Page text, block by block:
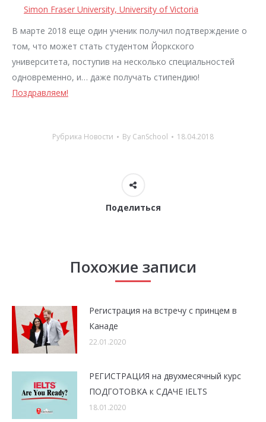
Simon Fraser University, University of Victoria
В марте 2018 еще один ученик получил подтверждение о
том, что может стать студентом Йоркского
университета, поступив на несколько специальностей
одновременно, и… даже получать стипендию!
Поздравляем!
Рубрика Новости By CanSchool 18.04.2018
Поделиться
Похожие записи
Регистрация на встречу с принцем в
Канаде
22.01.2020
РЕГИСТРАЦИЯ на двухмесячный курс
ПОДГОТОВКА к СДАЧЕ IELTS
18.01.2020